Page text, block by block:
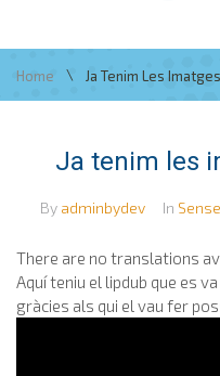
Home \ Ja Tenim Les
Ja tenim les
By adminbydev In
There are no translations
Aquí teniu el lipdub que es
gràcies als qui el vau fer